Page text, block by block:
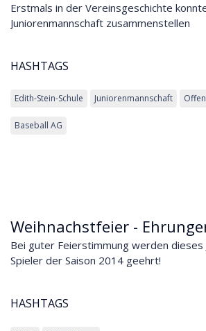
Erstmals in der Vereinsgeschichte
Juniorenmannschaft zusammenstellen
HASHTAGS
Edith-Stein-Schule Juniorenmannschaft
Baseball AG
Weihnachstfeier -
Bei guter Feierstimmung werden dieses
Spieler der Saison 2014 geehrt!
HASHTAGS